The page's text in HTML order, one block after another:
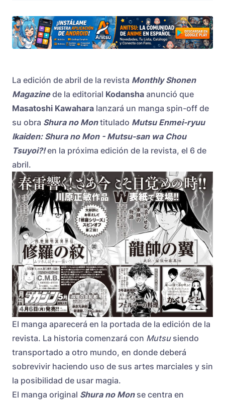
La edición de abril de la revista Monthly Shonen
Magazinede la editorial Kodansha anunció que
Masatoshi Kawahara lanzará un manga spin-off de
su obra Shura no Montitulado Mutsu Enmei-ryuu
Ikaiden: Shura no Mon - Mutsu-san wa Chou
Tsuyoi?!en la próxima edición de la revista, el 6 de
abril.
El manga aparecerá en la portada de la edición de la
revista. La historia comenzará con Mutsusiendo
transportado a otro mundo, en donde deberá
sobrevivir haciendo uso de sus artes marciales y sin
la posibilidad de usar magia.
El manga original Shura no Monse centra en